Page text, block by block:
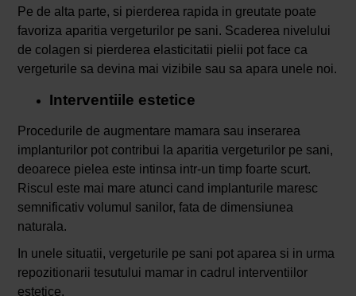
Pe de alta parte, si pierderea rapida in greutate poate
favoriza aparitia vergeturilor pe sani. Scaderea nivelului
de colagen si pierderea elasticitatii pielii pot face ca
vergeturile sa devina mai vizibile sau sa apara unele noi.
Interventiile estetice
Procedurile de augmentare mamara sau inserarea
implanturilor pot contribui la aparitia vergeturilor pe sani,
deoarece pielea este intinsa intr-un timp foarte scurt.
Riscul este mai mare atunci cand implanturile maresc
semnificativ volumul sanilor, fata de dimensiunea
naturala.
In unele situatii, vergeturile pe sani pot aparea si in urma
repozitionarii tesutului mamar in cadrul interventiilor
estetice.